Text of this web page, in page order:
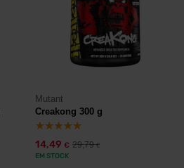
Mutant
Creakong 300 g
14,49 € 29,79€
EM STOCK